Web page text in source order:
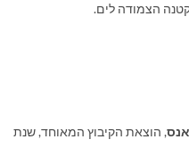
הצמודה לים.
, הוצאת הקיבוץ המאוחד, שנת